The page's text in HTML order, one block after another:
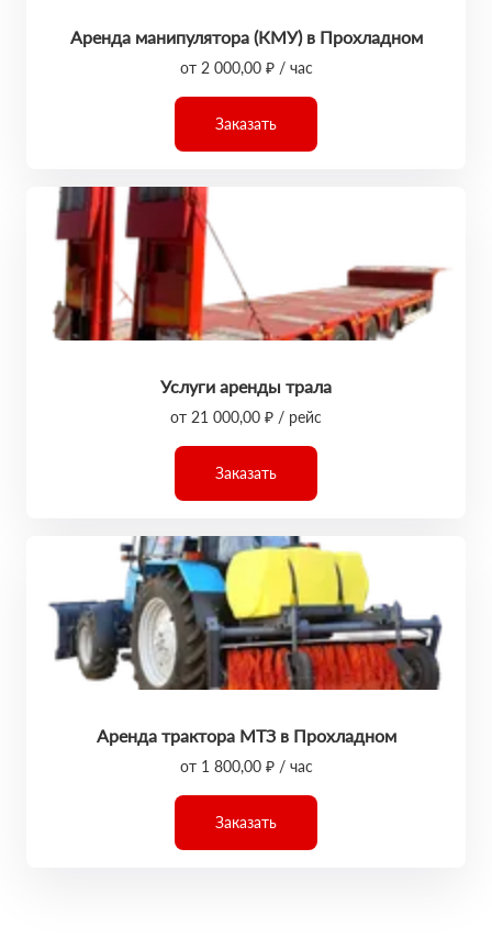
Аренда манипулятора (КМУ) в Прохладном
от 2 000,00 ₽ / час
Заказать
Услуги аренды трала
от 21 000,00 ₽ / рейс
Заказать
Аренда трактора МТЗ в Прохладном
от 1 800,00 ₽ / час
Заказать